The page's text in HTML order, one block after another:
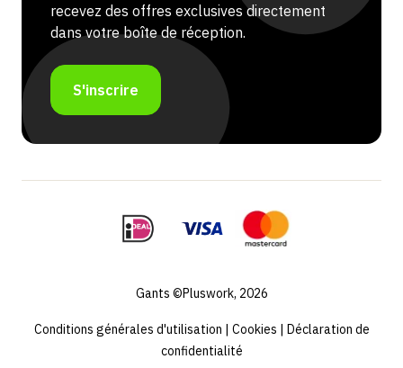
recevez des offres exclusives directement
dans votre boîte de réception.
S'inscrire
Gants ©Pluswork, 2026
Conditions générales d'utilisation Cookies
Déclaration de
confidentialité